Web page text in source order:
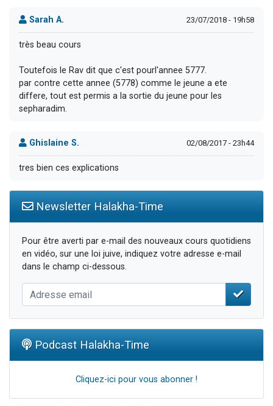
Sarah A. 23/07/2018 - 19h58
très beau cours
Toutefois le Rav dit que c'est pourl'annee 5777.
par contre cette annee (5778) comme le jeune a ete
differe, tout est permis a la sortie du jeune pour les
sepharadim.
Ghislaine S. 02/08/2017 - 23h44
tres bien ces explications
Newsletter Halakha-Time
Pour être averti par e-mail des nouveaux cours quotidiens
en vidéo, sur une loi juive, indiquez votre adresse e-mail
dans le champ ci-dessous.
Podcast Halakha-Time
Cliquez-ici pour vous abonner !